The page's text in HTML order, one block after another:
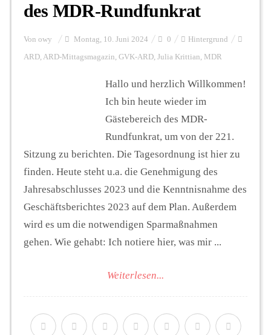
des MDR-Rundfunkrat
Von owy Montag, 10. Juni 2024 0 Hintergrund
ARD, ARD-Mittagsmagazin, GVK-ARD, Julia Krittian, MDR
Hallo und herzlich Willkommen!
Ich bin heute wieder im
Gästebereich des MDR-
Rundfunkrat, um von der 221.
Sitzung zu berichten. Die Tagesordnung ist hier zu
finden. Heute steht u.a. die Genehmigung des
Jahresabschlusses 2023 und die Kenntnisnahme des
Geschäftsberichtes 2023 auf dem Plan. Außerdem
wird es um die notwendigen Sparmaßnahmen
gehen. Wie gehabt: Ich notiere hier, was mir ...
Weiterlesen...